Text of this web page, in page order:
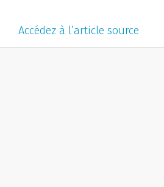
Accédez à l’article source